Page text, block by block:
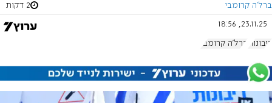
ברל'ה קרומבי 2 דקות
23.11.25, 18:56
ריבונות ברל'ה קרומבי